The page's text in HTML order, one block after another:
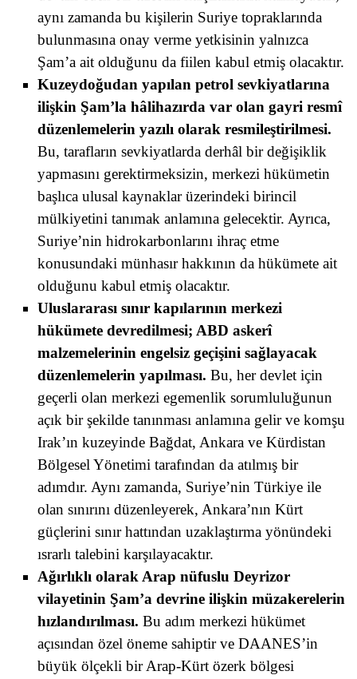
aynı zamanda bu kişilerin Suriye topraklarında
bulunmasına onay verme yetkisinin yalnızca
Şam’a ait olduğunu da fiilen kabul etmiş olacaktır.
Kuzeydoğudan yapılan petrol sevkiyatlarına
ilişkin Şam’la hâlihazırda var olan gayri resmî
düzenlemelerin yazılı olarak resmileştirilmesi.
Bu, tarafların sevkiyatlarda derhâl bir değişiklik
yapmasını gerektirmeksizin, merkezi hükümetin
başlıca ulusal kaynaklar üzerindeki birincil
mülkiyetini tanımak anlamına gelecektir. Ayrıca,
Suriye’nin hidrokarbonlarını ihraç etme
konusundaki münhasır hakkının da hükümete ait
olduğunu kabul etmiş olacaktır.
Uluslararası sınır kapılarının merkezi
hükümete devredilmesi; ABD askerî
malzemelerinin engelsiz geçişini sağlayacak
düzenlemelerin yapılması. Bu, her devlet için
geçerli olan merkezi egemenlik sorumluluğunun
açık bir şekilde tanınması anlamına gelir ve komşu
Irak’ın kuzeyinde Bağdat, Ankara ve Kürdistan
Bölgesel Yönetimi tarafından da atılmış bir
adımdır. Aynı zamanda, Suriye’nin Türkiye ile
olan sınırını düzenleyerek, Ankara’nın Kürt
güçlerini sınır hattından uzaklaştırma yönündeki
ısrarlı talebini karşılayacaktır.
Ağırlıklı olarak Arap nüfuslu Deyrizor
vilayetinin Şam’a devrine ilişkin müzakerelerin
hızlandırılması. Bu adım merkezi hükümet
açısından özel öneme sahiptir ve DAANES’in
büyük ölçekli bir Arap-Kürt özerk bölgesi